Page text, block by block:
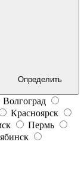
Определить
Волгоград
Красноярск
Пермь